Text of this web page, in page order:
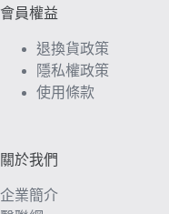
會員權益
退換貨政策
隱私權政策
使用條款
關於我們
企業簡介